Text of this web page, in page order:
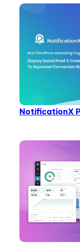
NotificationX